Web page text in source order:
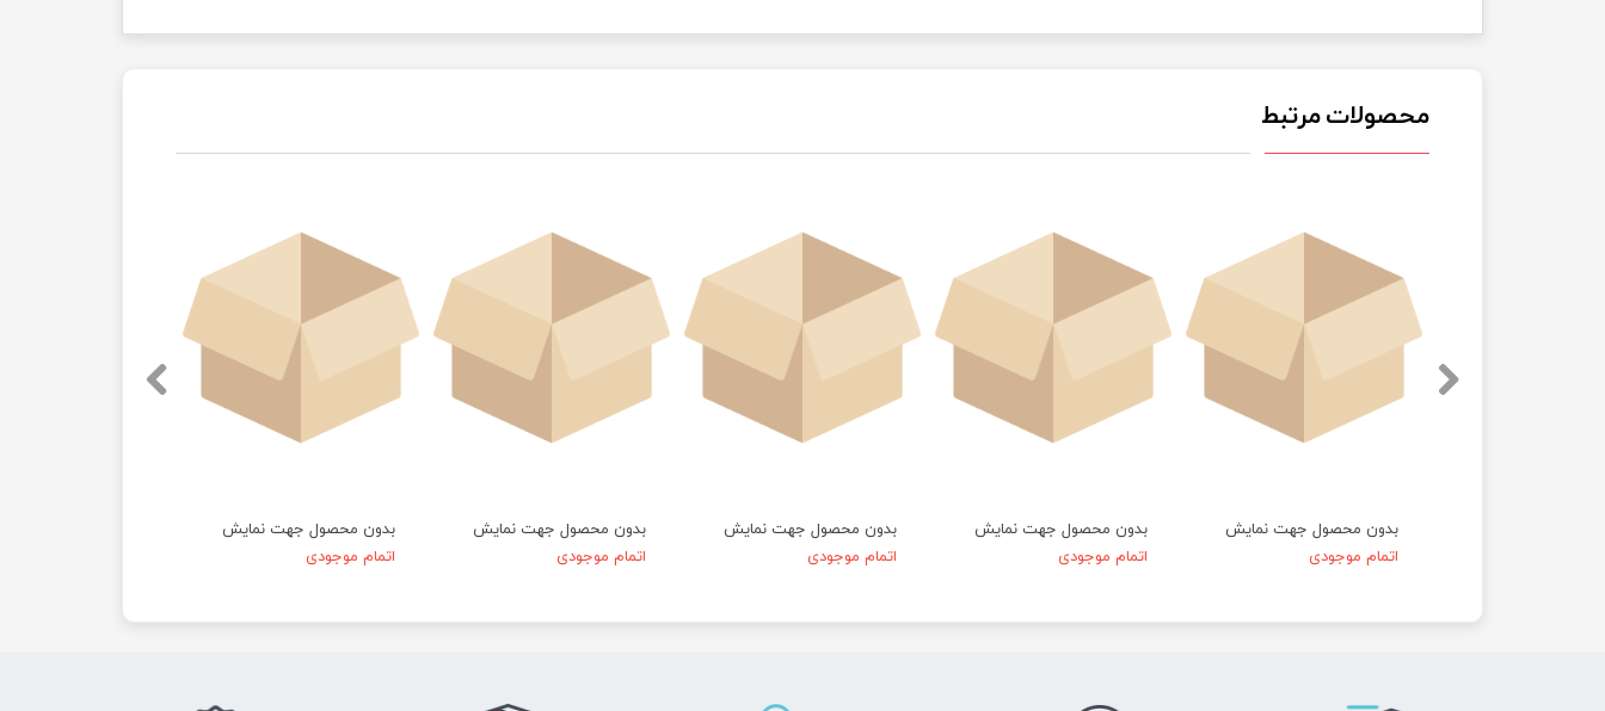
محصولات مرتبط
بدون محصول جهت نمایش
اتمام موجودی
بدون محصول جهت نمایش
اتمام موجودی
بدون محصول جهت نمایش
اتمام موجودی
بدون محصول جهت نمایش
اتمام موجودی
بدون محصول جهت نمایش
اتمام موجودی